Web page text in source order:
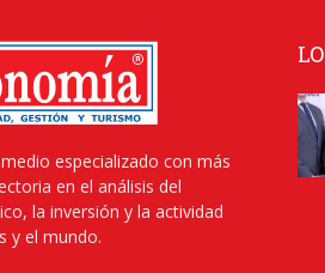
especializado con más
en el análisis del
la inversión y la actividad
y el mundo.